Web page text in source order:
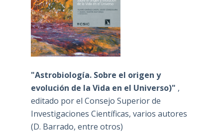
"Astrobiología. Sobre el origen y
evolución de la Vida en el Universo)" ,
editado por el Consejo Superior de
Investigaciones Científicas, varios autores
(D. Barrado, entre otros)